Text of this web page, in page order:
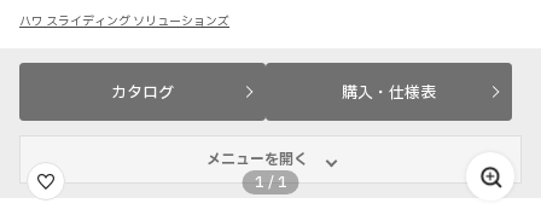
ハワ スライディング ソリューションズ
カタログ 購入・仕様表
メニューを開く
1 /1